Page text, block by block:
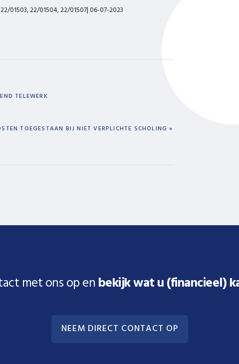
22/01503, 22/01504, 22/01507| 06-07-2023
TELEWERK
TOEGESTAAN BIJ NIET VERPLICHTE SCHOLING »
met ons op en bekijk wat u (financieel)
NEEM DIRECT CONTACT OP